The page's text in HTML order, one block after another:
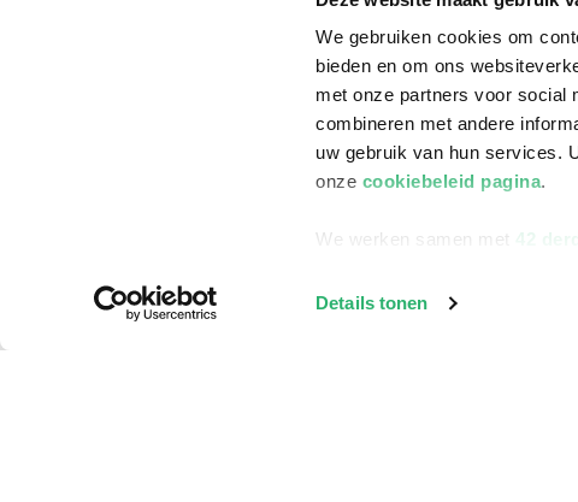
We gebruiken cookies om
bieden en om ons
met onze partners voor social
combineren met andere
uw gebruik van hun services.
onze cookiebeleid pagina.
We werken samen met 42
Details tonen
Zakelijk boeken bestellen
Staatsloterij
ING Servicepunten